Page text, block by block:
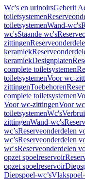
Wc's en urinoirsGeberit
toiletsystemen
toiletsystemenWand-wc's
wc'sStaande wc's
zittingen
keramiek
keramiekDesignplaten
complete toiletsystemen
toiletsystemenVoor wc-
zittingenToebehoren
complete toiletsystemen
Voor wc-zittingenVoor
toiletsystemenWc's
zittingenWand-wc's
wc’sReserveonderdelen
wc’sReserveonderdelen
wc'sReserveonderdelen
opzet spoelreservoir
opzet spoelreservoir
Diepspoel-wc’s